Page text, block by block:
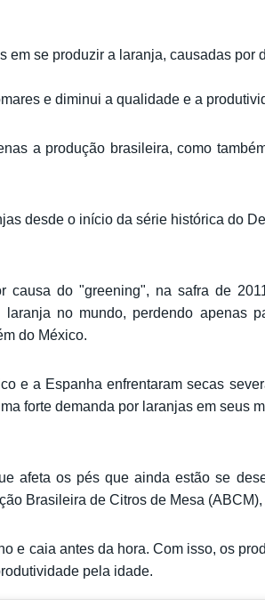
em se produzir a laranja, causadas por
e diminui a qualidade e a
a produção brasileira, como
desde o início da série histórica do
causa do "greening", na safra de
no mundo, perdendo apenas
do México.
e a Espanha enfrentaram secas
forte demanda por laranjas em seus
afeta os pés que ainda estão se
Brasileira de Citros de Mesa
e caia antes da hora. Com isso, os
pela idade.